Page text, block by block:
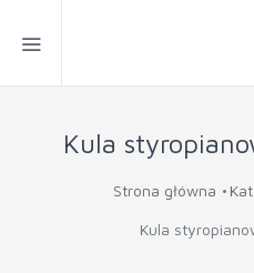
Kula
Strona główna
Kula